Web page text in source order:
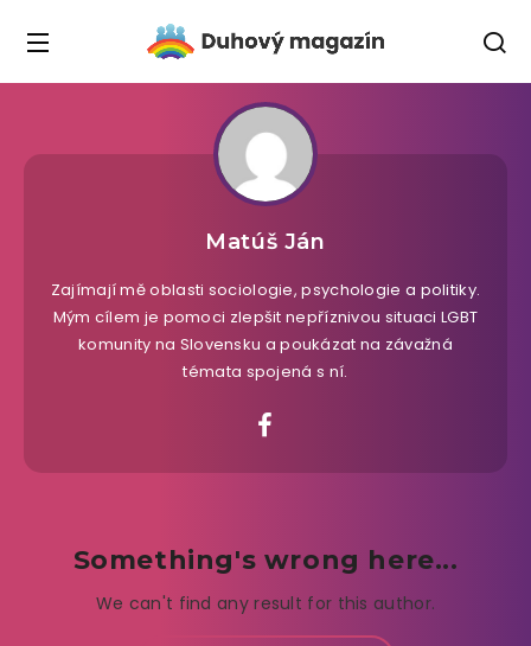
Matúš Ján
Zajímají mě oblasti sociologie, psychologie a politiky.
Mým cílem je pomoci zlepšit nepříznivou situaci LGBT
komunity na Slovensku a poukázat na závažná
témata spojená s ní.
Something's wrong here...
We can't find any result for this author.